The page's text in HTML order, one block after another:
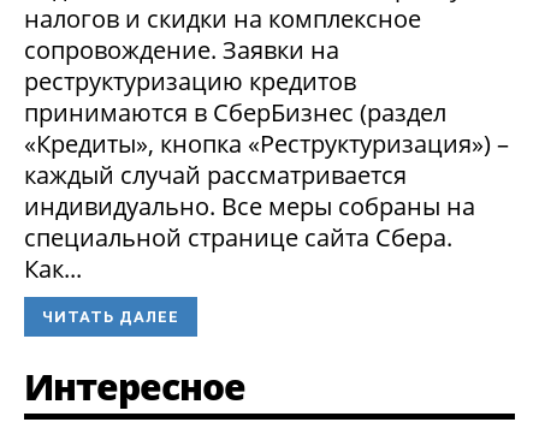
налогов и скидки на комплексное
сопровождение. Заявки на
реструктуризацию кредитов
принимаются в СберБизнес (раздел
«Кредиты», кнопка «Реструктуризация») –
каждый случай рассматривается
индивидуально. Все меры собраны на
специальной странице сайта Сбера.
Как...
ЧИТАТЬ ДАЛЕЕ
Интересное